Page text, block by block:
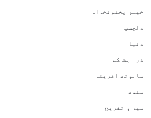
خیبر پختونخواہ
دلچسپ
دنیا
ذرا ہٹ کے
سائوتھ افریقہ
سندھ
سیر و تفریح